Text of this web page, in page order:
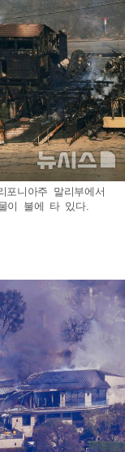
포니아주 말리부에서
이 불에 타 있다.